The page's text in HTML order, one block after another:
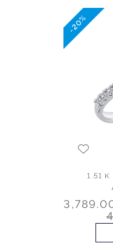
-20%
1.51